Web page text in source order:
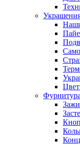
Фурнитура